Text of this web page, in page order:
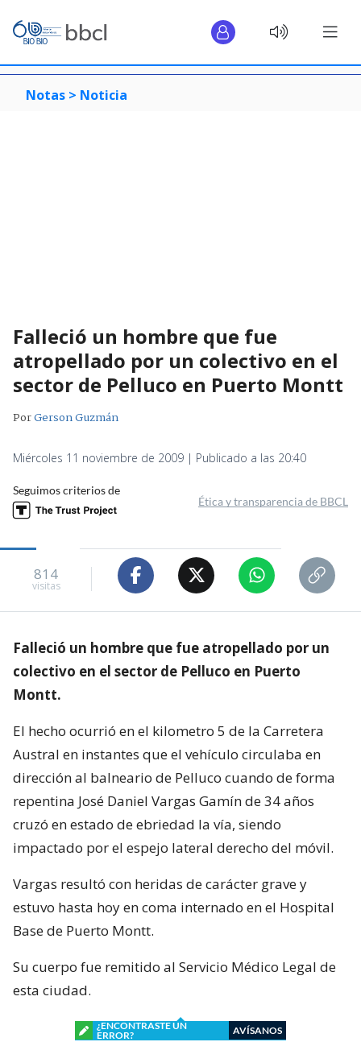
Notas > Noticia
Falleció un hombre que fue
atropellado por un colectivo en el
sector de Pelluco en Puerto Montt
PorGerson Guzmán
Miércoles 11 noviembre de 2009 | Publicado a las 20:40
Seguimos criterios de
Ética y transparencia de BBCL
814
visitas
Falleció un hombre que fue atropellado por un
colectivo en el sector de Pelluco en Puerto
Montt.
El hecho ocurrió en el kilometro 5 de la Carretera
Austral en instantes que el vehículo circulaba en
dirección al balneario de Pelluco cuando de forma
repentina José Daniel Vargas Gamín de 34 años
cruzó en estado de ebriedad la vía, siendo
impactado por el espejo lateral derecho del móvil.
Vargas resultó con heridas de carácter grave y
estuvo hasta hoy en coma internado en el Hospital
Base de Puerto Montt.
Su cuerpo fue remitido al Servicio Médico Legal de
esta ciudad.
¿ENCONTRASTE UN
ERROR?
AVÍSANOS